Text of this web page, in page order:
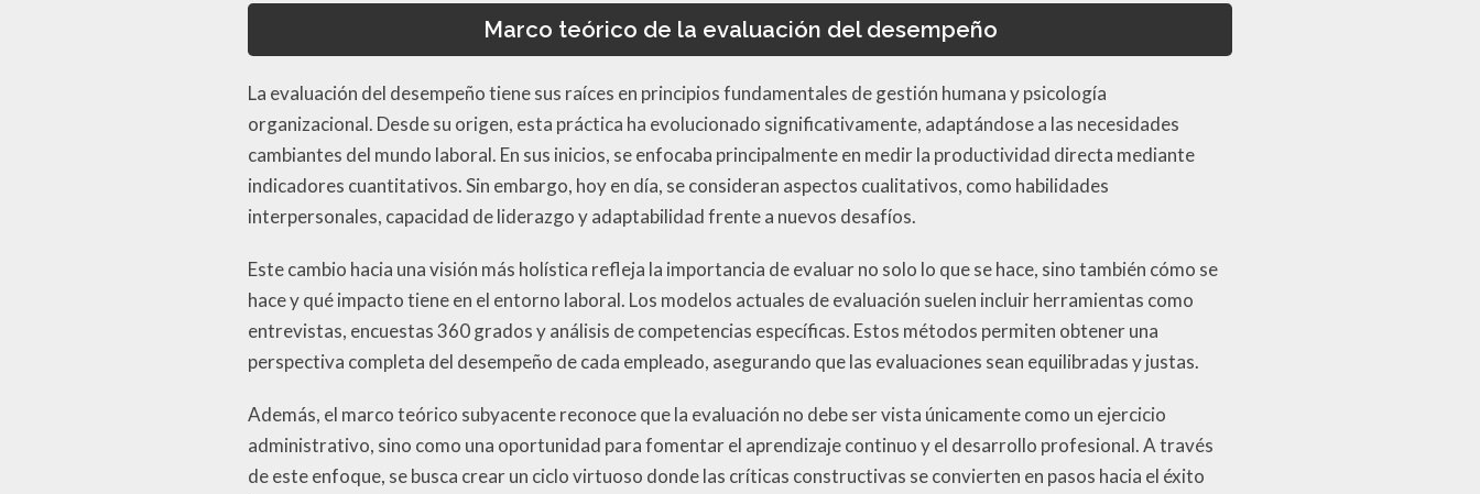
Marco teórico de la evaluación del desempeño
La evaluación del desempeño tiene sus raíces en principios fundamentales de gestión humana y psicología
organizacional. Desde su origen, esta práctica ha evolucionado significativamente, adaptándose a las necesidades
cambiantes del mundo laboral. En sus inicios, se enfocaba principalmente en medir la productividad directa mediante
indicadores cuantitativos. Sin embargo, hoy en día, se consideran aspectos cualitativos, como habilidades
interpersonales, capacidad de liderazgo y adaptabilidad frente a nuevos desafíos.
Este cambio hacia una visión más holística refleja la importancia de evaluar no solo lo que se hace, sino también cómo se
hace y qué impacto tiene en el entorno laboral. Los modelos actuales de evaluación suelen incluir herramientas como
entrevistas, encuestas 360 grados y análisis de competencias específicas. Estos métodos permiten obtener una
perspectiva completa del desempeño de cada empleado, asegurando que las evaluaciones sean equilibradas y justas.
Además, el marco teórico subyacente reconoce que la evaluación no debe ser vista únicamente como un ejercicio
administrativo, sino como una oportunidad para fomentar el aprendizaje continuo y el desarrollo profesional. A través
de este enfoque, se busca crear un ciclo virtuoso donde las críticas constructivas se convierten en pasos hacia el éxito